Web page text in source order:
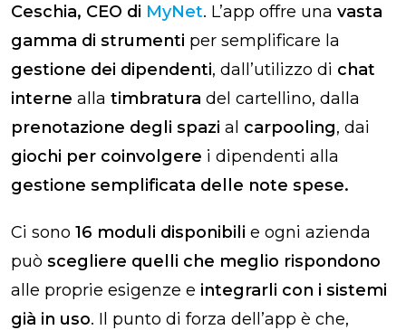
Ceschia, CEO di MyNet. L’app offre una vasta
gamma di strumenti per semplificare la
gestione dei dipendenti, dall’utilizzo di chat
interne alla timbratura del cartellino, dalla
prenotazione degli spazi al carpooling, dai
giochi per coinvolgere i dipendenti alla
gestione semplificata delle note spese.
Ci sono 16 moduli disponibili e ogni azienda
può scegliere quelli che meglio rispondono
alle proprie esigenze e integrarli con i sistemi
già in uso. Il punto di forza dell’app è che,